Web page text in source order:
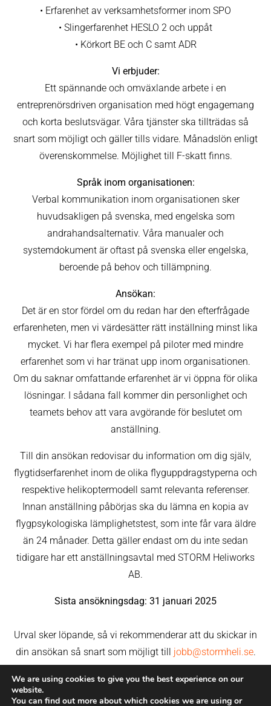
• Erfarenhet av verksamhetsformer inom SPO
• Slingerfarenhet HESLO 2 och uppåt
• Körkort BE och C samt ADR
Vi erbjuder:
Ett spännande och omväxlande arbete i en
entreprenörsdriven organisation med högt engagemang
och korta beslutsvägar. Våra tjänster ska tillträdas så
snart som möjligt och gäller tills vidare. Månadslön enligt
överenskommelse. Möjlighet till F-skatt finns.
Språk inom organisationen:
Verbal kommunikation inom organisationen sker
huvudsakligen på svenska, med engelska som
andrahandsalternativ. Våra manualer och
systemdokument är oftast på svenska eller engelska,
beroende på behov och tillämpning.
Ansökan:
Det är en stor fördel om du redan har den efterfrågade
erfarenheten, men vi värdesätter rätt inställning minst lika
mycket. Vi har flera exempel på piloter med mindre
erfarenhet som vi har tränat upp inom organisationen.
Om du saknar omfattande erfarenhet är vi öppna för olika
lösningar. I sådana fall kommer din personlighet och
teamets behov att vara avgörande för beslutet om
anställning.
Till din ansökan redovisar du information om dig själv,
flygtidserfarenhet inom de olika flyguppdragstyperna och
respektive helikoptermodell samt relevanta referenser.
Innan anställning påbörjas ska du lämna en kopia av
flygpsykologiska lämplighetstest, som inte får vara äldre
än 24 månader. Detta gäller endast om du inte sedan
tidigare har ett anställningsavtal med STORM Heliworks
AB.
Sista ansökningsdag: 31 januari 2025
Urval sker löpande, så vi rekommenderar att du skickar in
din ansökan så snart som möjligt till jobb@stormheli.se.
We are using cookies to give you the best experience on our
website.
You can find out more about which cookies we are using or